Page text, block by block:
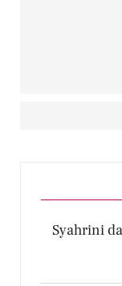
Syahrini